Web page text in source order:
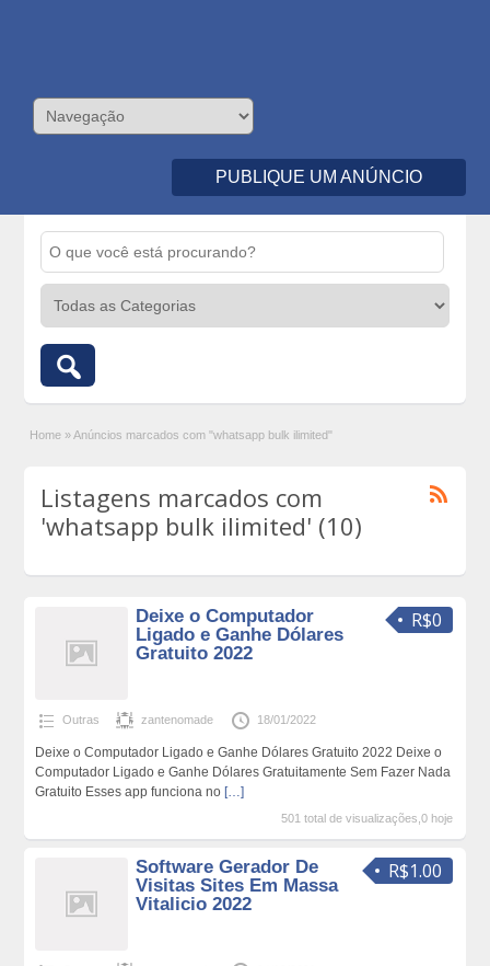
PUBLIQUE UM ANÚNCIO
Home » Anúncios marcados com "whatsapp bulk ilimited"
Listagens marcados com
'whatsapp bulk ilimited' (10)
R$0
Deixe o Computador
Ligado e Ganhe Dólares
Gratuito 2022
Outras zantenomade 18/01/2022
Deixe o Computador Ligado e Ganhe Dólares Gratuito 2022 Deixe o
Computador Ligado e Ganhe Dólares Gratuitamente Sem Fazer Nada
Gratuito Esses app funciona no […]
501 total de visualizações,0 hoje
R$1.00
Software Gerador De
Visitas Sites Em Massa
Vitalicio 2022